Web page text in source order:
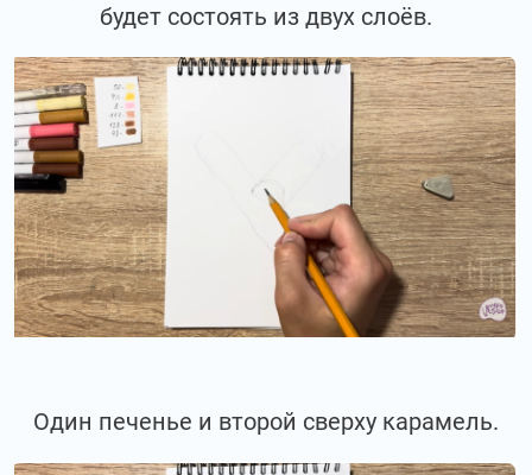
будет состоять из двух слоёв.
Один печенье и второй сверху карамель.